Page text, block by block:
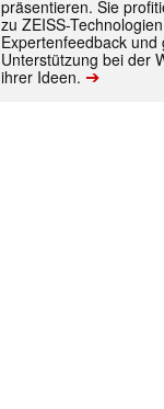
präsentieren. Sie
zu ZEISS-
Expertenfeedback und
Unterstützung bei der
ihrer Ideen. ➔